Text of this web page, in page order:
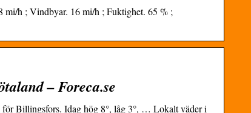
h ; Vindbyar. 16 mi/h ; Fuktighet. 65 % ;
– Foreca.se
Billingsfors. Idag hög 8°, låg 3°, … Lokalt väder i